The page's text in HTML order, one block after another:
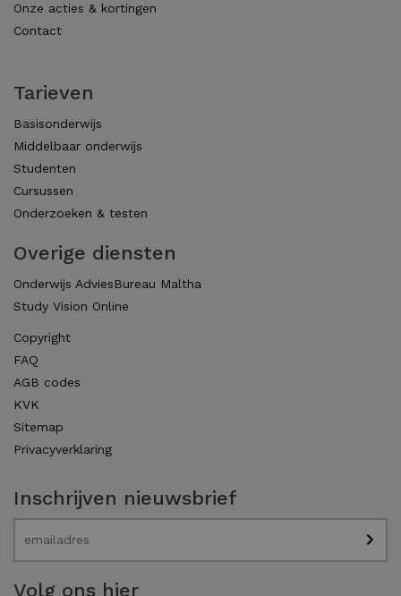
Onze acties & kortingen
Contact
Tarieven
Basisonderwijs
Middelbaar onderwijs
Studenten
Cursussen
Onderzoeken & testen
Overige diensten
Onderwijs AdviesBureau Maltha
Study Vision Online
Copyright
FAQ
AGB codes
KVK
Sitemap
Privacyverklaring
Inschrijven nieuwsbrief
Volg ons hier